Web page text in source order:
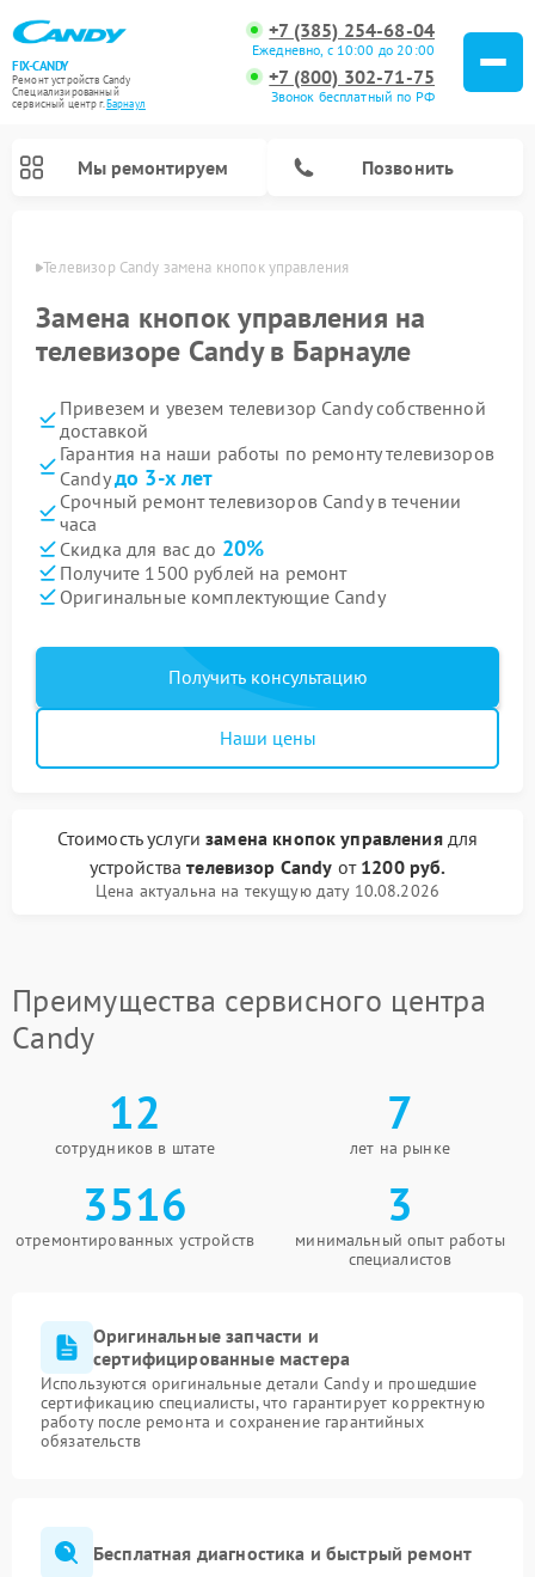
FIX-CANDY
Ремонт устройств Candy
Специализированный
cервисный центр г.Барнаул
+7 (385) 254-68-04
Ежедневно, с 10:00 до 20:00
+7 (800) 302-71-75
Звонок бесплатный по РФ
Мы ремонтируем Позвонить
Телевизор Candy замена кнопок управления
Замена кнопок управления на
телевизоре Candy в Барнауле
Привезем и увезем телевизор Candy собственной
доставкой
Гарантия на наши работы по ремонту телевизоров
Candyдо 3-х лет
Срочный ремонт телевизоров Candy в течении
часа
Скидка для вас до 20%
Получите 1500 рублей на ремонт
Оригинальные комплектующие Candy
Получить консультацию
Наши цены
Стоимость услугизамена кнопок управлениядля
устройствателевизор Candy от 1200 руб.
Цена актуальна на текущую дату 10.08.2026
Преимущества сервисного центра
Candy
12
сотрудников в штате
7
лет на рынке
3516
отремонтированных устройств
3
минимальный опыт работы
специалистов
Оригинальные запчасти и
сертифицированные мастера
Используются оригинальные детали Candy и прошедшие
сертификацию специалисты, что гарантирует корректную
работу после ремонта и сохранение гарантийных
обязательств
Бесплатная диагностика и быстрый ремонт